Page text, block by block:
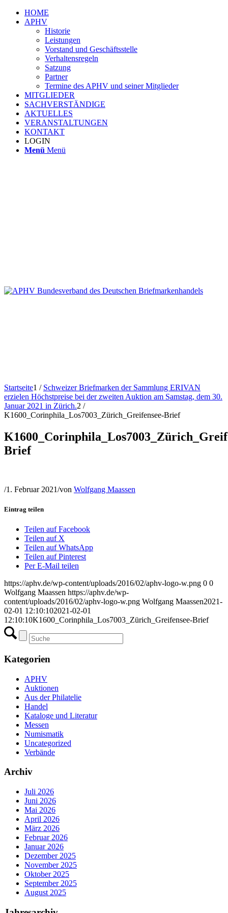
HOME
APHV
Historie
Leistungen
Vorstand und Geschäftsstelle
Verhaltensregeln
Satzung
Partner
Termine des APHV und seiner Mitglieder
MITGLIEDER
SACHVERSTÄNDIGE
AKTUELLES
VERANSTALTUNGEN
KONTAKT
LOGIN
Menü Menü
Startseite1 / Schweizer Briefmarken der Sammlung ERIVAN
erzielen Höchstpreise bei der zweiten Auktion am Samstag, dem 30.
Januar 2021 in Zürich.2 /
K1600_Corinphila_Los7003_Zürich_Greifensee-Brief
Brief
/1. Februar 2021/von Wolfgang Maassen
Eintrag teilen
Teilen auf Facebook
Teilen auf X
Teilen auf WhatsApp
Teilen auf Pinterest
Per E-Mail teilen
https://aphv.de/wp-content/uploads/2016/02/aphv-logo-w.png 0 0
Wolfgang Maassen https://aphv.de/wp-
content/uploads/2016/02/aphv-logo-w.png Wolfgang Maassen2021-
02-01 12:10:102021-02-01
12:10:10K1600_Corinphila_Los7003_Zürich_Greifensee-Brief
Kategorien
APHV
Auktionen
Aus der Philatelie
Handel
Kataloge und Literatur
Messen
Numismatik
Uncategorized
Verbände
Archiv
Juli 2026
Juni 2026
Mai 2026
April 2026
März 2026
Februar 2026
Januar 2026
Dezember 2025
November 2025
Oktober 2025
September 2025
August 2025